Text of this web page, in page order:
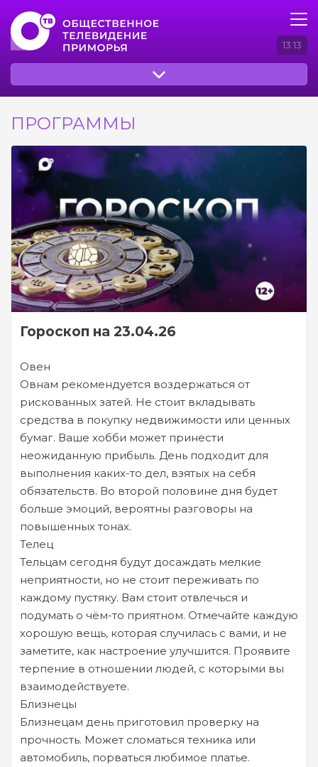
13:13
ПРОГРАММЫ
Гороскоп на 23.04.26
Овен
Овнам рекомендуется воздержаться от
рискованных затей. Не стоит вкладывать
средства в покупку недвижимости или ценных
бумаг. Ваше хобби может принести
неожиданную прибыль. День подходит для
выполнения каких-то дел, взятых на себя
обязательств. Во второй половине дня будет
больше эмоций, вероятны разговоры на
повышенных тонах.
Телец
Тельцам сегодня будут досаждать мелкие
неприятности, но не стоит переживать по
каждому пустяку. Вам стоит отвлечься и
подумать о чём-то приятном. Отмечайте каждую
хорошую вещь, которая случилась с вами, и не
заметите, как настроение улучшится. Проявите
терпение в отношении людей, с которыми вы
взаимодействуете.
Близнецы
Близнецам день приготовил проверку на
прочность. Может сломаться техника или
автомобиль, порваться любимое платье.